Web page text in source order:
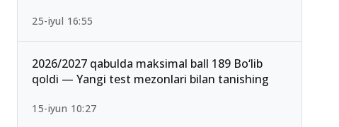
25-iyul 16:55
2026/2027 qabulda maksimal ball 189 Bo‘lib
qoldi — Yangi test mezonlari bilan tanishing
15-iyun 10:27